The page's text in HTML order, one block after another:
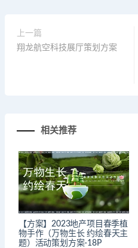
上一篇
翔龙航空科技展厅策划方案
相关推荐
【方案】2023地产项目春季植
物手作（万物生长 约绘春天主
题）活动策划方案-18P